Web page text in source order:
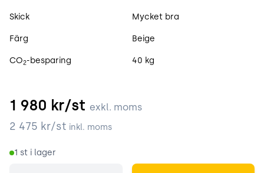
Skick Mycket bra
Färg Beige
CO2-besparing 40 kg
1 980 kr/st exkl. moms
2 475 kr/st inkl. moms
1 st i lager